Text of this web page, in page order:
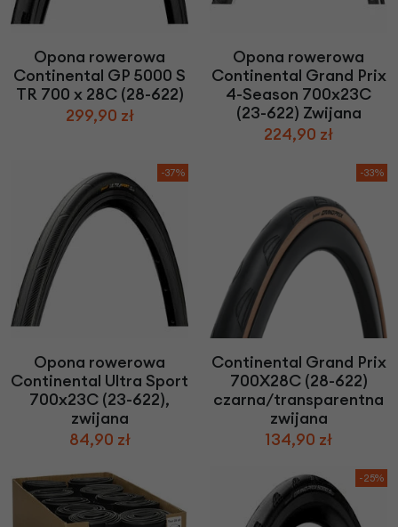
Opona rowerowa
Continental GP 5000 S
TR 700 x 28C (28-622)
299,90 zł
Opona rowerowa
Continental Grand Prix
4-Season 700x23C
(23-622) Zwijana
224,90 zł
-37%
Opona rowerowa
Continental Ultra Sport
700x23C (23-622),
zwijana
84,90 zł
-33%
Continental Grand Prix
700X28C (28-622)
czarna/transparentna
zwijana
134,90 zł
-25%